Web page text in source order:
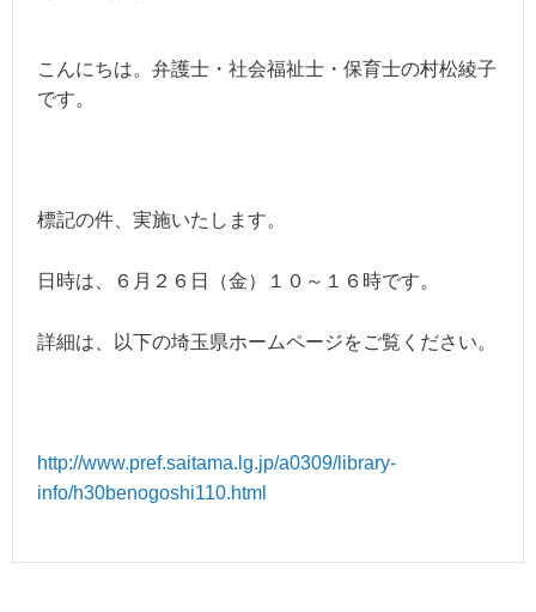
こんにちは。弁護士・社会福祉士・保育士の村松綾子
です。
標記の件、実施いたします。
日時は、６月２６日（金）１０～１６時です。
詳細は、以下の埼玉県ホームページをご覧ください。
http://www.pref.saitama.lg.jp/a0309/library-
info/h30benogoshi110.html